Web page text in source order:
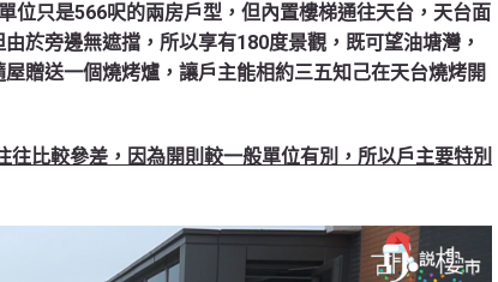
位只是566呎的兩房戶型，但內置樓梯通往天台，天台面
於旁邊無遮擋，所以享有180度景觀，既可望油塘灣，
贈送一個燒烤爐，讓戶主能相約三五知己在天台燒烤開
比較參差，因為開則較一般單位有別，所以戶主要特別